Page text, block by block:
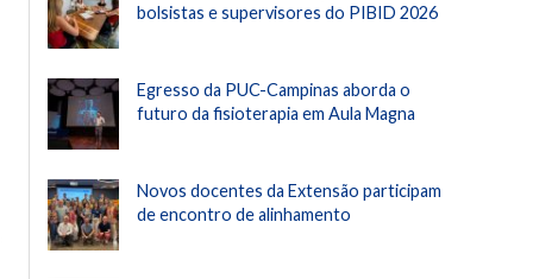
bolsistas e supervisores do PIBID 2026
Egresso da PUC-Campinas aborda o
futuro da fisioterapia em Aula Magna
Novos docentes da Extensão participam
de encontro de alinhamento